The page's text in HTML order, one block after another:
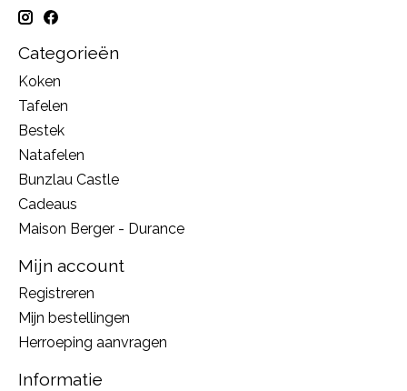
Categorieën
Koken
Tafelen
Bestek
Natafelen
Bunzlau Castle
Cadeaus
Maison Berger - Durance
Mijn account
Registreren
Mijn bestellingen
Herroeping aanvragen
Informatie